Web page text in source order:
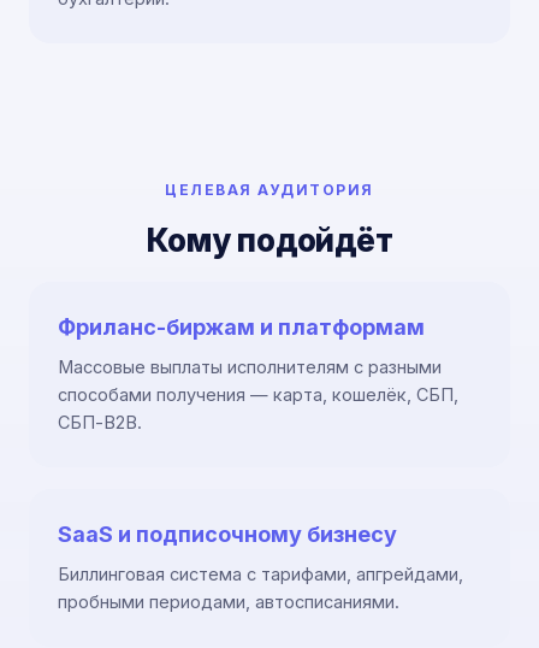
ЦЕЛЕВАЯ АУДИТОРИЯ
Кому подойдёт
Фриланс-биржам и платформам
Массовые выплаты исполнителям с разными
способами получения — карта, кошелёк, СБП,
СБП-B2B.
SaaS и подписочному бизнесу
Биллинговая система с тарифами, апгрейдами,
пробными периодами, автосписаниями.